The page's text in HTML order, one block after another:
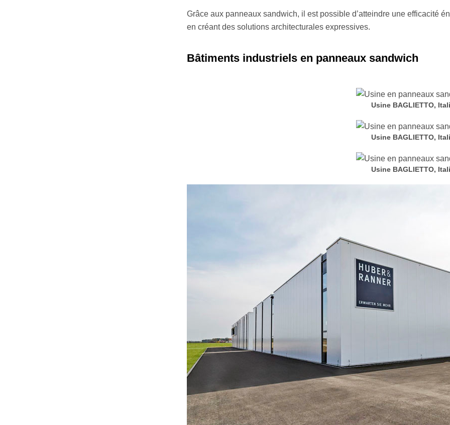
Grâce aux panneaux sandwich, il est possible d’atteindre une efficacité
en créant des solutions architecturales expressives.
Bâtiments industriels en panneaux sandwich
Usine BAGLIETTO,
Usine BAGLIETTO,
Usine BAGLIETTO,